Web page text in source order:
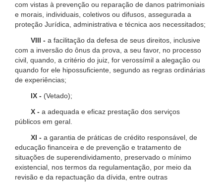
com vistas à prevenção ou reparação de danos patrimoniais
e morais, individuais, coletivos ou difusos, assegurada a
proteção Jurídica, administrativa e técnica aos necessitados;
VIII - a facilitação da defesa de seus direitos, inclusive
com a inversão do ônus da prova, a seu favor, no processo
civil, quando, a critério do juiz, for verossímil a alegação ou
quando for ele hipossuficiente, segundo as regras ordinárias
de experiências;
IX - (Vetado);
X - a adequada e eficaz prestação dos serviços
públicos em geral.
XI - a garantia de práticas de crédito responsável, de
educação financeira e de prevenção e tratamento de
situações de superendividamento, preservado o mínimo
existencial, nos termos da regulamentação, por meio da
revisão e da repactuação da dívida, entre outras